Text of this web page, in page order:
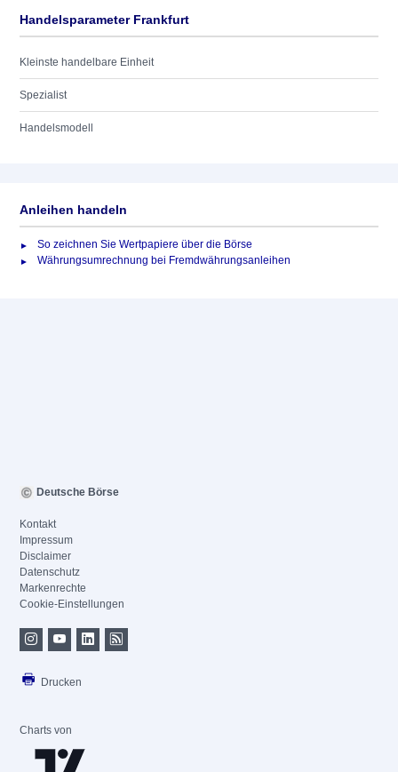
Handelsparameter Frankfurt
Kleinste handelbare Einheit
Spezialist
Handelsmodell
Anleihen handeln
So zeichnen Sie Wertpapiere über die Börse
Währungsumrechnung bei Fremdwährungsanleihen
Deutsche Börse
Kontakt
Impressum
Disclaimer
Datenschutz
Markenrechte
Cookie-Einstellungen
Drucken
Charts von